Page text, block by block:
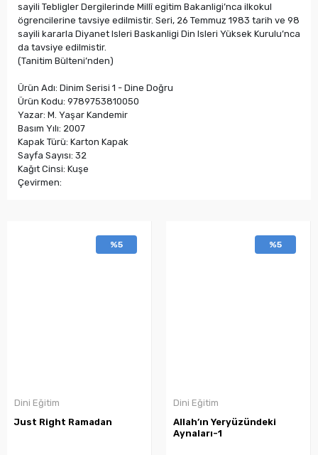
sayili Tebligler Dergilerinde Millî egitim Bakanligi’nca ilkokul
ögrencilerine tavsiye edilmistir. Seri, 26 Temmuz 1983 tarih ve 98
sayili kararla Diyanet Isleri Baskanligi Din Isleri Yüksek Kurulu’nca
da tavsiye edilmistir.
(Tanitim Bülteni’nden)
Ürün Adı: Dinim Serisi 1 - Dine Doğru
Ürün Kodu: 9789753810050
Yazar: M. Yaşar Kandemir
Basım Yılı: 2007
Kapak Türü: Karton Kapak
Sayfa Sayısı: 32
Kağıt Cinsi: Kuşe
Çevirmen:
%5
Dini Eğitim
Just Right Ramadan
%5
Dini Eğitim
Allah’ın Yeryüzündeki
Aynaları-1